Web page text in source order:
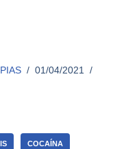
01/04/2021
COCAÍNA